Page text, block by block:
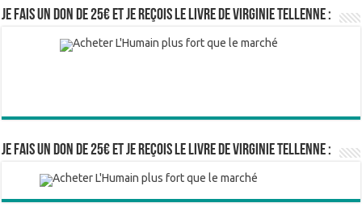
Je fais un don de 25€ et je reçois le livre de Virginie Tellenne :
Je fais un don de 25€ et je reçois le livre de Virginie Tellenne :